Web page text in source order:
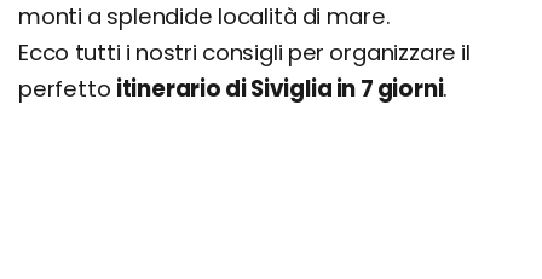
monti a splendide località di mare.
Ecco tutti i nostri consigli per organizzare il
perfetto itinerario di Siviglia in 7 giorni.